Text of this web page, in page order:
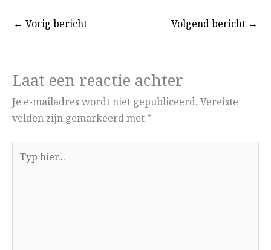
← Vorig bericht Volgend bericht →
Laat een reactie achter
Je e-mailadres wordt niet gepubliceerd. Vereiste
velden zijn gemarkeerd met *
Typ
hier...